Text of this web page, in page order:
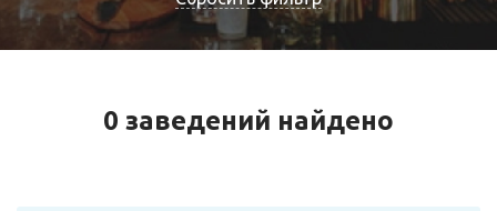
0 заведений найдено